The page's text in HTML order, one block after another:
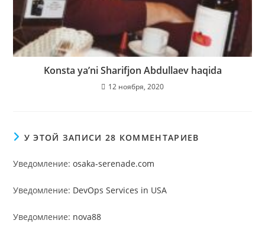
Konsta ya’ni Sharifjon Abdullaev haqida
12 ноября, 2020
У ЭТОЙ ЗАПИСИ 28 КОММЕНТАРИЕВ
Уведомление:osaka-serenade.com
Уведомление: DevOps Services in USA
Уведомление: nova88